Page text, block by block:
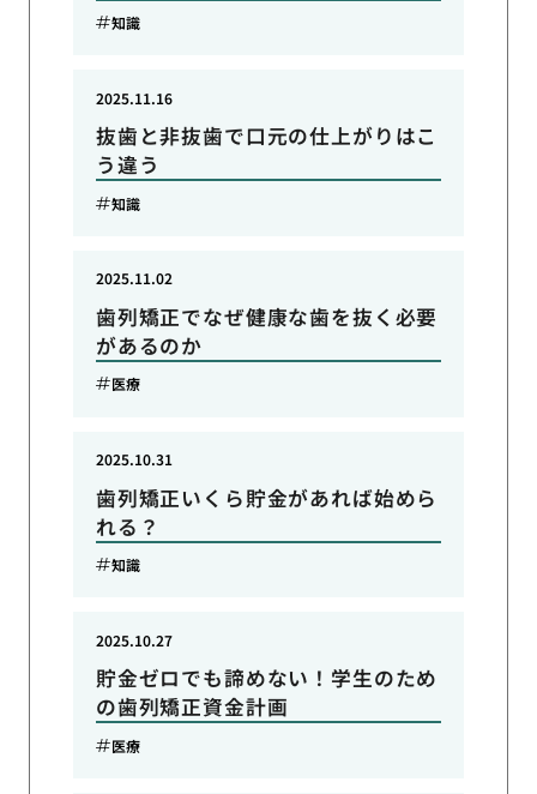
知識
抜歯と非抜歯で口元の仕上がりはこ
う違う
2025.11.16
知識
歯列矯正でなぜ健康な歯を抜く必要
があるのか
2025.11.02
医療
歯列矯正いくら貯金があれば始めら
れる？
2025.10.31
知識
貯金ゼロでも諦めない！学生のため
の歯列矯正資金計画
2025.10.27
医療